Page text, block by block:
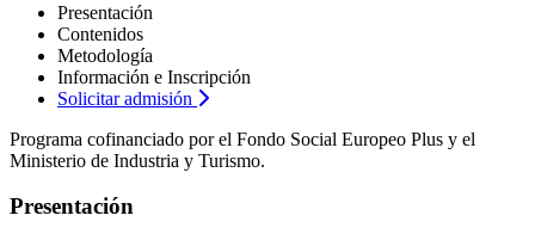
Presentación
Contenidos
Metodología
Información e Inscripción
Solicitar admisión
Programa cofinanciado por el Fondo Social Europeo Plus y el
Ministerio de Industria y Turismo.
Presentación